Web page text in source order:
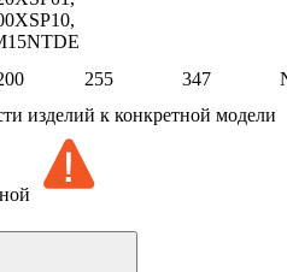
255 347
изделий к конкретной модели